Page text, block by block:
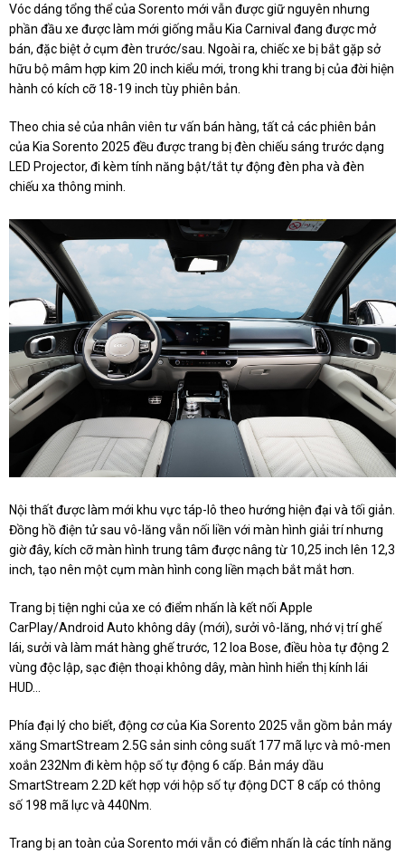
Vóc dáng tổng thể của Sorento mới vẫn được giữ nguyên nhưng
phần đầu xe được làm mới giống mẫu Kia Carnival đang được mở
bán, đặc biệt ở cụm đèn trước/sau. Ngoài ra, chiếc xe bị bắt gặp sở
hữu bộ mâm hợp kim 20 inch kiểu mới, trong khi trang bị của đời hiện
hành có kích cỡ 18-19 inch tùy phiên bản.
Theo chia sẻ của nhân viên tư vấn bán hàng, tất cả các phiên bản
của Kia Sorento 2025 đều được trang bị đèn chiếu sáng trước dạng
LED Projector, đi kèm tính năng bật/tắt tự động đèn pha và đèn
chiếu xa thông minh.
Nội thất được làm mới khu vực táp-lô theo hướng hiện đại và tối giản.
Đồng hồ điện tử sau vô-lăng vẫn nối liền với màn hình giải trí nhưng
giờ đây, kích cỡ màn hình trung tâm được nâng từ 10,25 inch lên 12,3
inch, tạo nên một cụm màn hình cong liền mạch bắt mắt hơn.
Trang bị tiện nghi của xe có điểm nhấn là kết nối Apple
CarPlay/Android Auto không dây (mới), sưởi vô-lăng, nhớ vị trí ghế
lái, sưởi và làm mát hàng ghế trước, 12 loa Bose, điều hòa tự động 2
vùng độc lập, sạc điện thoại không dây, màn hình hiển thị kính lái
HUD…
Phía đại lý cho biết, động cơ của Kia Sorento 2025 vẫn gồm bản máy
xăng SmartStream 2.5G sản sinh công suất 177 mã lực và mô-men
xoắn 232Nm đi kèm hộp số tự động 6 cấp. Bản máy dầu
SmartStream 2.2D kết hợp với hộp số tự động DCT 8 cấp có thông
số 198 mã lực và 440Nm.
Trang bị an toàn của Sorento mới vẫn có điểm nhấn là các tính năng